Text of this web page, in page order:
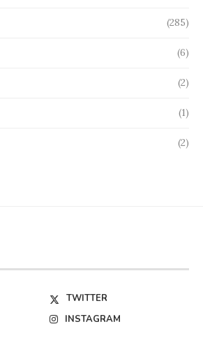
(285)
(6)
(2)
(1)
(2)
TWITTER
INSTAGRAM